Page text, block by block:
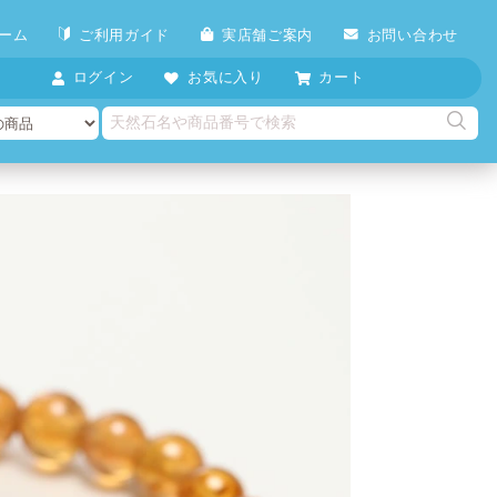
ム ご利用ガイド 実店舗ご案内 お問い合わせ
ログイン お気に入り カート